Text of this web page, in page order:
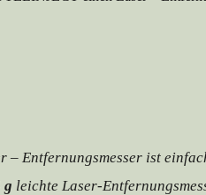
– Entfernungsmesser ist
g leichte Laser-